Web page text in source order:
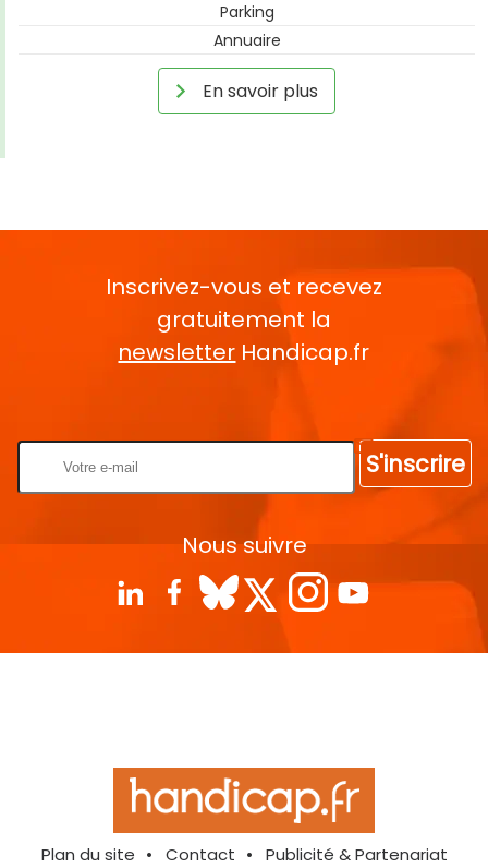
Parking
Annuaire
En savoir plus
Inscrivez-vous et recevez
gratuitement la
newsletter Handicap.fr
S'inscrire
Nous suivre
Plan du site Contact
Publicité & Partenariat